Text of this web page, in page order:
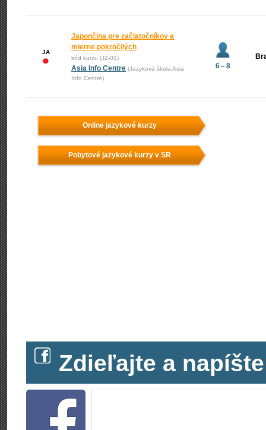
JA
Japončina pre začiatočníkov a
mierne pokročilých
kód kurzu (JZ-01)
Asia Info Centre (Jazyková škola Asia
Info Centre)
6 – 8
Online jazykové kurzy
Pobytové jazykové kurzy v SR
Zdieľajte a